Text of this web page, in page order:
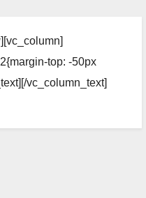
top: -50px
vc_column_text]